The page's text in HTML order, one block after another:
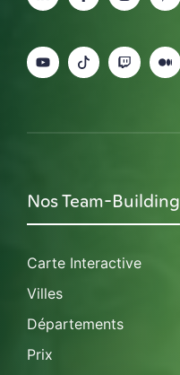
Nos Team-Building
Carte Interactive
Villes
Départements
Prix